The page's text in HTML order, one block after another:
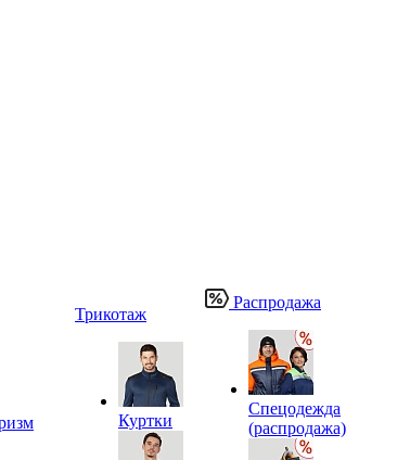
Трикотаж
Куртки
Распродажа
Спецодежда
(распродажа)